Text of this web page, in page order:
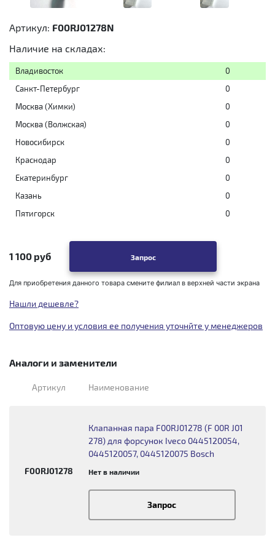
Артикул: F00RJ01278N
Наличие на складах:
Владивосток
0
Санкт-Петербург
0
Москва (Химки)
0
Москва (Волжская)
0
Новосибирск
0
Краснодар
0
Екатеринбург
0
Казань
0
Пятигорск
0
1 100 руб Запрос
Для приобретения данного товара смените филиал в верхней части экрана
Нашли дешевле?
Оптовую цену и условия ее получения уточнйте у менеджеров
Аналоги и заменители
Артикул Наименование
F00RJ01278
Клапанная пара F00RJ01278 (F 00R J01
278) для форсунок Iveco 0445120054,
0445120057, 0445120075 Bosch
Нет в наличии
Запрос